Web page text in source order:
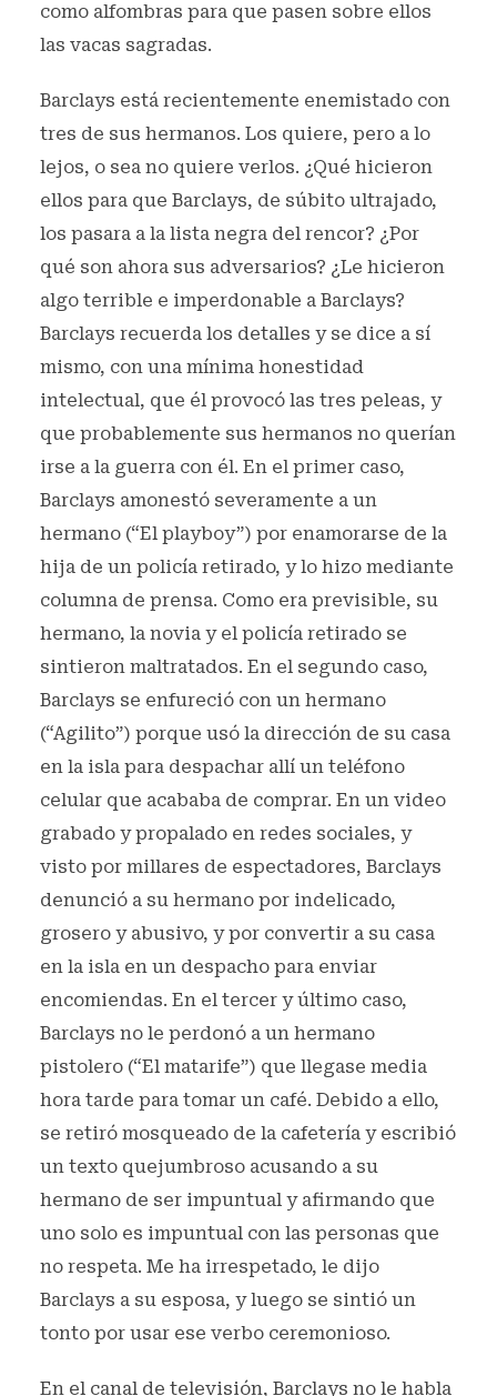
como alfombras para que pasen sobre ellos
las vacas sagradas.
Barclays está recientemente enemistado con
tres de sus hermanos. Los quiere, pero a lo
lejos, o sea no quiere verlos. ¿Qué hicieron
ellos para que Barclays, de súbito ultrajado,
los pasara a la lista negra del rencor? ¿Por
qué son ahora sus adversarios? ¿Le hicieron
algo terrible e imperdonable a Barclays?
Barclays recuerda los detalles y se dice a sí
mismo, con una mínima honestidad
intelectual, que él provocó las tres peleas, y
que probablemente sus hermanos no querían
irse a la guerra con él. En el primer caso,
Barclays amonestó severamente a un
hermano (“El playboy”) por enamorarse de la
hija de un policía retirado, y lo hizo mediante
columna de prensa. Como era previsible, su
hermano, la novia y el policía retirado se
sintieron maltratados. En el segundo caso,
Barclays se enfureció con un hermano
(“Agilito”) porque usó la dirección de su casa
en la isla para despachar allí un teléfono
celular que acababa de comprar. En un video
grabado y propalado en redes sociales, y
visto por millares de espectadores, Barclays
denunció a su hermano por indelicado,
grosero y abusivo, y por convertir a su casa
en la isla en un despacho para enviar
encomiendas. En el tercer y último caso,
Barclays no le perdonó a un hermano
pistolero (“El matarife”) que llegase media
hora tarde para tomar un café. Debido a ello,
se retiró mosqueado de la cafetería y escribió
un texto quejumbroso acusando a su
hermano de ser impuntual y afirmando que
uno solo es impuntual con las personas que
no respeta. Me ha irrespetado, le dijo
Barclays a su esposa, y luego se sintió un
tonto por usar ese verbo ceremonioso.
En el canal de televisión, Barclays no le habla